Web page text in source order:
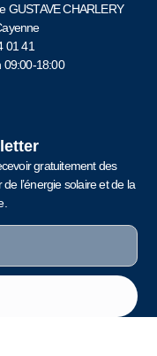
GUSTAVE CHARLERY
01 41
09:00-18:00
gratuitement des
l’énergie solaire et de la